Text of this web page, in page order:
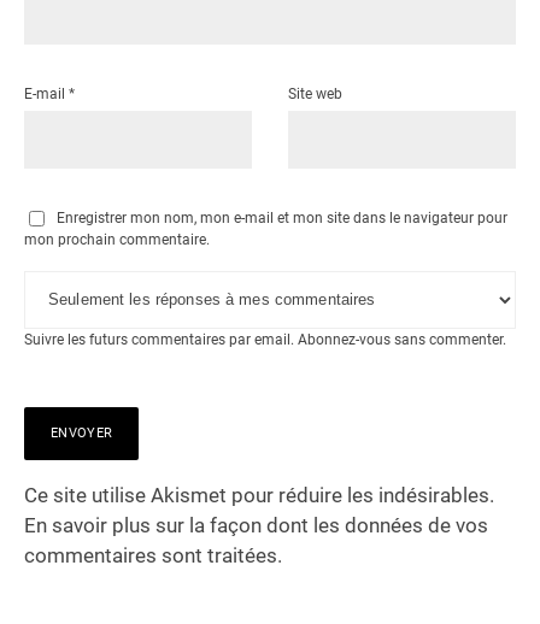
E-mail * Site web
Enregistrer mon nom, mon e-mail et mon site dans le navigateur pour
mon prochain commentaire.
Suivre les futurs commentaires par email. Abonnez-vous sans commenter.
Ce site utilise Akismet pour réduire les indésirables.
En savoir plus sur la façon dont les données de vos
commentaires sont traitées.